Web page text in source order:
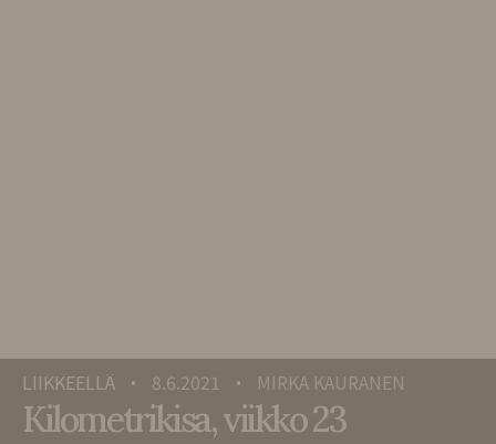
LIIKKEELLÄ • 8.6.2021 • MIRKA KAURANEN
Kilometrikisa, viikko 23